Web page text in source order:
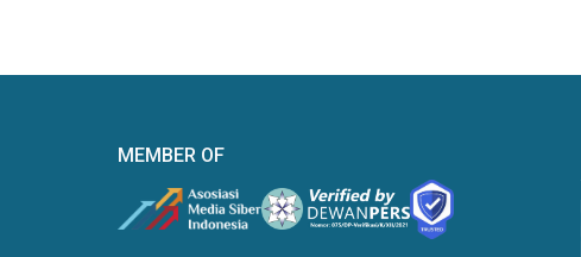
MEMBER OF